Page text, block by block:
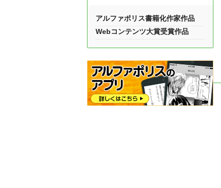
アルファポリス書籍化作家作品
Webコンテンツ大賞受賞作品